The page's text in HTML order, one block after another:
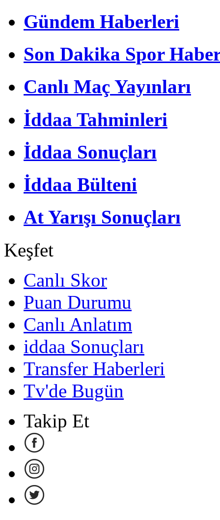
Gündem Haberleri
Son Dakika Spor
Canlı Maç Yayınları
İddaa Tahminleri
İddaa Sonuçları
İddaa Bülteni
At Yarışı Sonuçları
Keşfet
Canlı Skor
Puan Durumu
Canlı Anlatım
iddaa Sonuçları
Transfer Haberleri
Tv'de Bugün
Takip Et